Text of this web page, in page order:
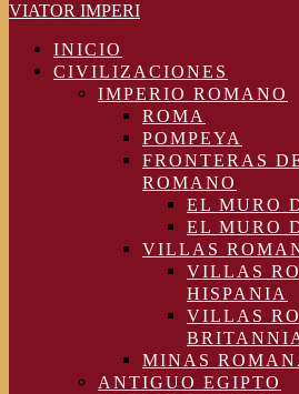
VIATOR IMPERI
INICIO
CIVILIZACIONES
IMPERIO ROMANO
ROMA
POMPEYA
FRONTERAS
ROMANO
EL MURO
EL MURO
VILLAS
VILLAS
HISPANIA
VILLAS
MINAS
ANTIGUO EGIPTO